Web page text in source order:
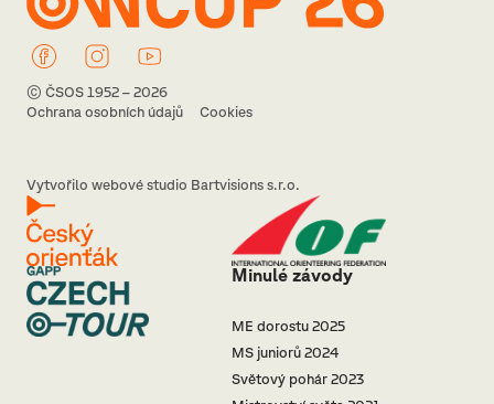
© ČSOS 1952 – 2026
Ochrana osobních údajů
Cookies
Vytvořilo webové studio Bartvisions s.r.o.
Minulé závody
ME dorostu 2025
MS juniorů 2024
Světový pohár 2023